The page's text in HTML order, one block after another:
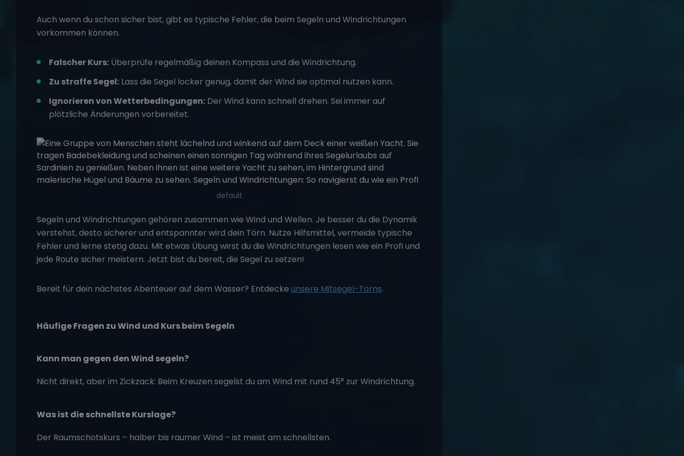
Auch wenn du schon sicher bist, gibt es typische Fehler, die beim Segeln und Windrichtungen
vorkommen können.
Falscher Kurs: Überprüfe regelmäßig deinen Kompass und die Windrichtung.
Zu straffe Segel: Lass die Segel locker genug, damit der Wind sie optimal nutzen kann.
Ignorieren von Wetterbedingungen: Der Wind kann schnell drehen. Sei immer auf
plötzliche Änderungen vorbereitet.
default
Segeln und Windrichtungen gehören zusammen wie Wind und Wellen. Je besser du die Dynamik
verstehst, desto sicherer und entspannter wird dein Törn. Nutze Hilfsmittel, vermeide typische
Fehler und lerne stetig dazu. Mit etwas Übung wirst du die Windrichtungen lesen wie ein Profi und
jede Route sicher meistern. Jetzt bist du bereit, die Segel zu setzen!
Bereit für dein nächstes Abenteuer auf dem Wasser? Entdecke unsere Mitsegel-Törns.
Häufige Fragen zu Wind und Kurs beim Segeln
Kann man gegen den Wind segeln?
Nicht direkt, aber im Zickzack: Beim Kreuzen segelst du am Wind mit rund 45° zur Windrichtung.
Was ist die schnellste Kurslage?
Der Raumschotskurs – halber bis raumer Wind – ist meist am schnellsten.